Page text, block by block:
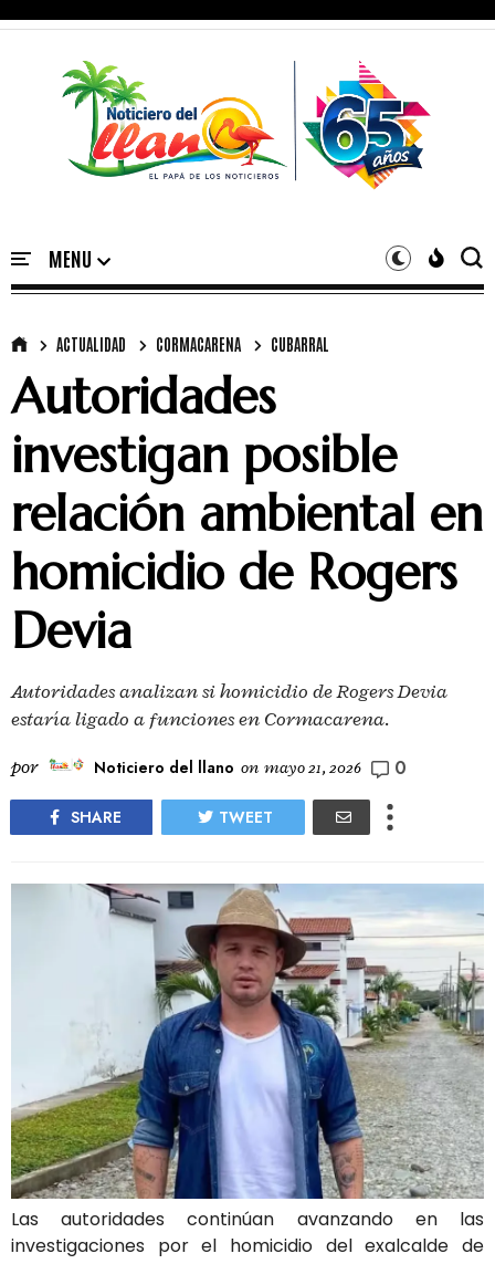
ACTUALIDAD CORMACARENA CUBARRAL
Autoridades
investigan posible
relación ambiental en
homicidio de Rogers
Devia
Autoridades analizan si homicidio de Rogers Devia
estaría ligado a funciones en Cormacarena.
por Noticiero del llano on mayo 21, 2026 0
SHARE TWEET
Las autoridades continúan avanzando en las
investigaciones por el homicidio del exalcalde de